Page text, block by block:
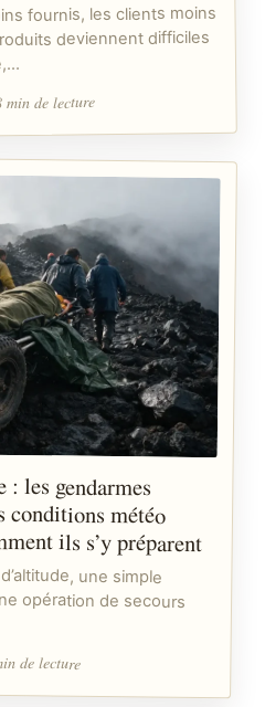
fournis, les clients moins
deviennent difficiles
min de lecture
les gendarmes
météo
ils s’y préparent
une simple
opération de secours
de lecture